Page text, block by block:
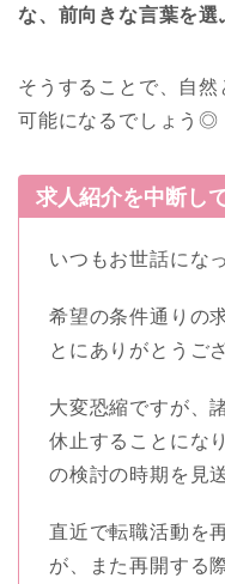
な、前向きな言葉を
そうすることで、自
可能になるでしょう◎
求人紹介を中断し
いつもお世話にな
希望の条件通りの
とにありがとうご
大変恐縮ですが、
休止することにな
の検討の時期を見
直近で転職活動を
が、また再開する